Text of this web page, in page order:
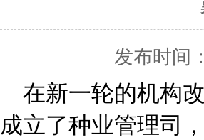
发布时间
在新一轮的机构
成立了种业管理司